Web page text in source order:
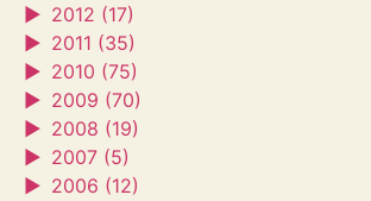
► 2012 (17)
► 2011 (35)
► 2010 (75)
► 2009 (70)
► 2008 (19)
► 2007 (5)
► 2006 (12)